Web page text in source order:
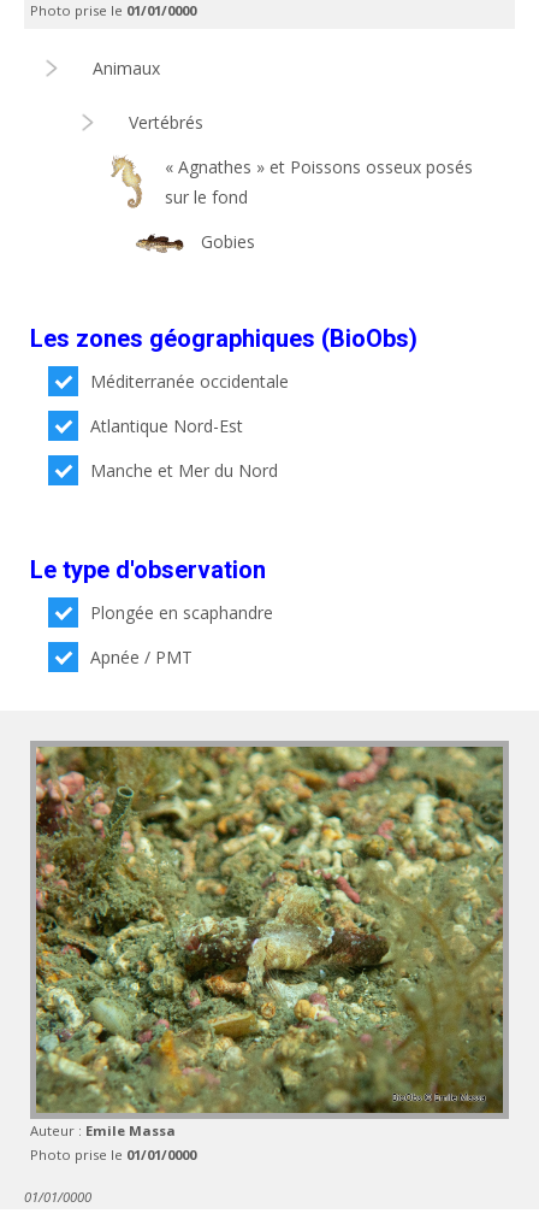
Photo prise le 01/01/0000
Animaux
Vertébrés
« Agnathes » et Poissons osseux posés
sur le fond
Gobies
Les zones géographiques (BioObs)
Méditerranée occidentale
Atlantique Nord-Est
Manche et Mer du Nord
Le type d'observation
Plongée en scaphandre
Apnée / PMT
Auteur : Emile Massa
Photo prise le 01/01/0000
01/01/0000